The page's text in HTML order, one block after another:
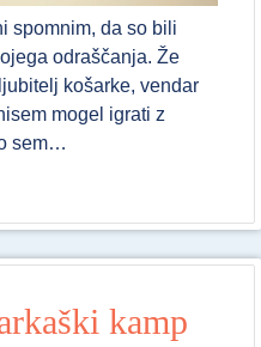
spomnim, da so bili
odraščanja. Že
košarke, vendar
mogel igrati z
sem…
kamp